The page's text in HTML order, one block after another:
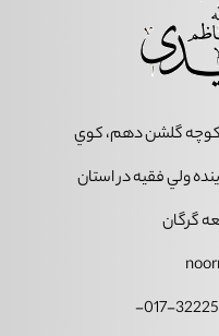
کوچه گلشن دهم، کوي
ولي فقيه در استان
گرگان